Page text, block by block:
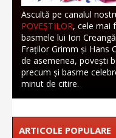
Ascultă pe canalul
POVEȘTILOR, cele mai
basmele lui Ion
Fraților Grimm și Hans
de asemenea, povești
precum și basme
minut de citire.
ARTICOLE POPULARE